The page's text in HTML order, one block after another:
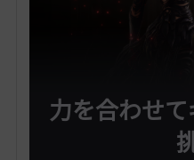
力を合わせ